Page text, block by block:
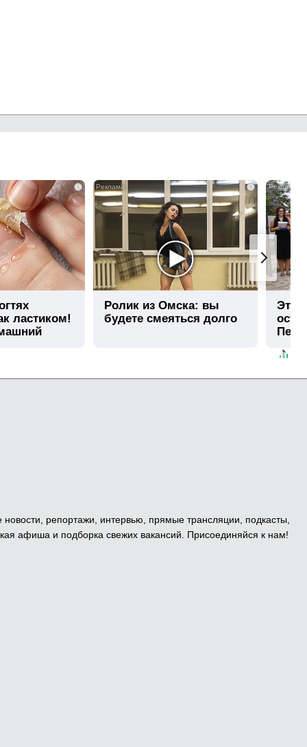
i
ластиком!
i
Ролик из Омска: вы
будете смеяться долго
Этот
репортажи, интервью, прямые трансляции, подкасты,
афиша и подборка свежих вакансий. Присоединяйся к нам!